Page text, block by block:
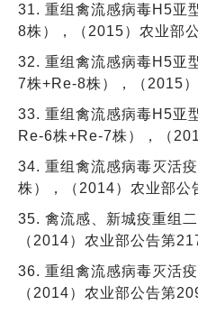
31. 重组禽流感病毒H5亚
8株），（2015）农业部
32. 重组禽流感病毒H5亚
7株+Re-8株），（2015
33. 重组禽流感病毒H5亚
Re-6株+Re-7株），（
34. 重组禽流感病毒灭活
株），（2014）农业部公
35. 禽流感、新城疫重组
（2014）农业部公告第
36. 重组禽流感病毒灭活
（2014）农业部公告第